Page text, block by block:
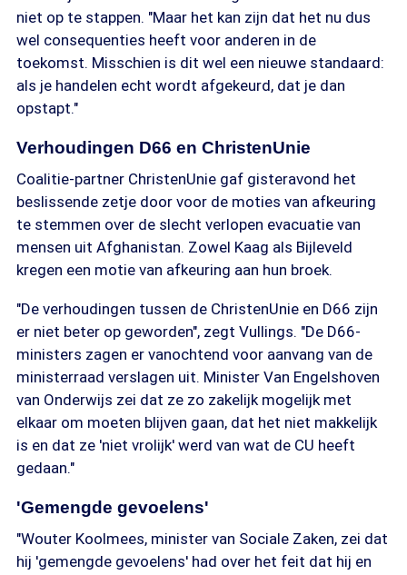
niet op te stappen. "Maar het kan zijn dat het nu dus
wel consequenties heeft voor anderen in de
toekomst. Misschien is dit wel een nieuwe standaard:
als je handelen echt wordt afgekeurd, dat je dan
opstapt."
Verhoudingen D66 en ChristenUnie
Coalitie-partner ChristenUnie gaf gisteravond het
beslissende zetje door voor de moties van afkeuring
te stemmen over de slecht verlopen evacuatie van
mensen uit Afghanistan. Zowel Kaag als Bijleveld
kregen een motie van afkeuring aan hun broek.
"De verhoudingen tussen de ChristenUnie en D66 zijn
er niet beter op geworden", zegt Vullings. "De D66-
ministers zagen er vanochtend voor aanvang van de
ministerraad verslagen uit. Minister Van Engelshoven
van Onderwijs zei dat ze zo zakelijk mogelijk met
elkaar om moeten blijven gaan, dat het niet makkelijk
is en dat ze 'niet vrolijk' werd van wat de CU heeft
gedaan."
'Gemengde gevoelens'
"Wouter Koolmees, minister van Sociale Zaken, zei dat
hij 'gemengde gevoelens' had over het feit dat hij en